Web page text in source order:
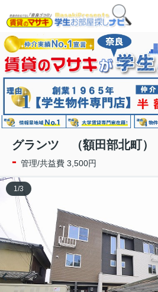
グランツ （額田部北町）
- 管理/共益費 3,500円
1/3